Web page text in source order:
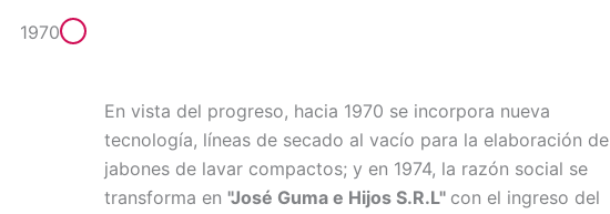
1970
En vista del progreso, hacia 1970 se incorpora nueva
tecnología, líneas de secado al vacío para la elaboración de
jabones de lavar compactos; y en 1974, la razón social se
transforma en "José Guma e Hijos S.R.L" con el ingreso del